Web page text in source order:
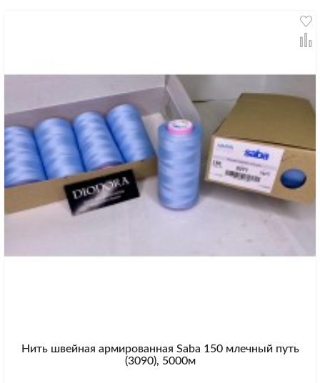
Нить швейная армированная Saba 150 млечный путь
(3090), 5000м